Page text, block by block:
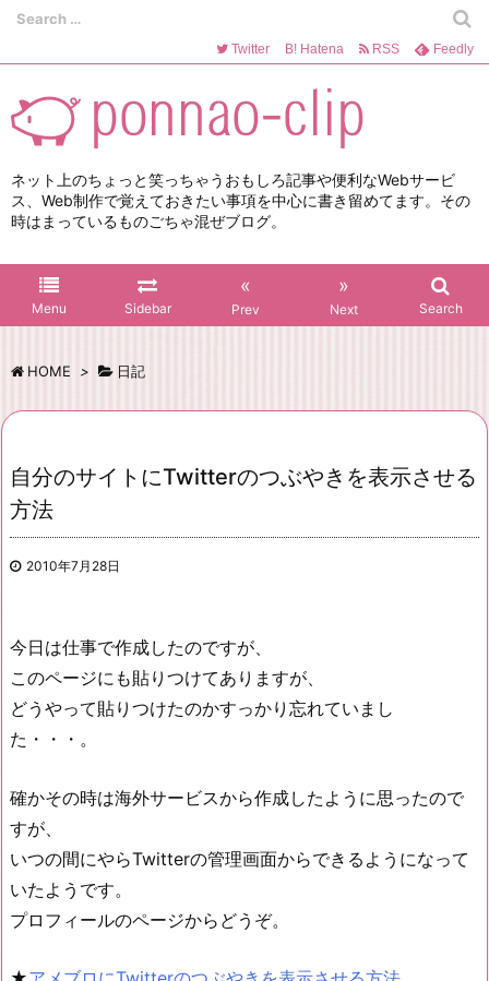
ネット上のちょっと笑っちゃうおもしろ記事や便利なWebサービ
ス、Web制作で覚えておきたい事項を中心に書き留めてます。その
時はまっているものごちゃ混ぜブログ。
Menu Sidebar
«
Prev
»
Next Search
Twitter B! Hatena RSS Feedly
HOME > 日記
自分のサイトにTwitterのつぶやきを表示させる
方法
2010年7月28日
今日は仕事で作成したのですが、
このページにも貼りつけてありますが、
どうやって貼りつけたのかすっかり忘れていまし
た・・・。
確かその時は海外サービスから作成したように思ったので
すが、
いつの間にやらTwitterの管理画面からできるようになって
いたようです。
プロフィールのページからどうぞ。